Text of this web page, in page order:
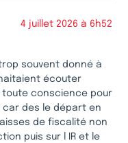
4 juillet 2026 à 6h52
souvent donné à
écouter
toute conscience pour
des le départ en
de fiscalité non
puis sur l IR et le